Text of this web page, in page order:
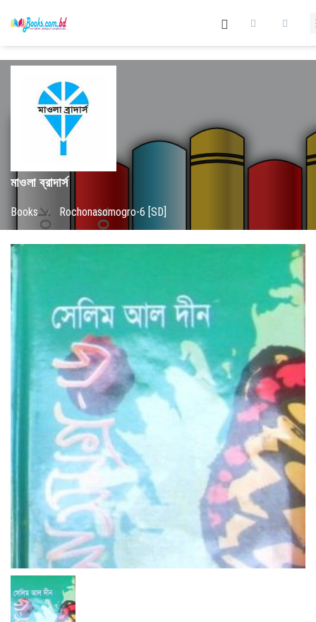
মাওলা ব্রাদার্স
Books / Rochonasomogro-6 [SD]